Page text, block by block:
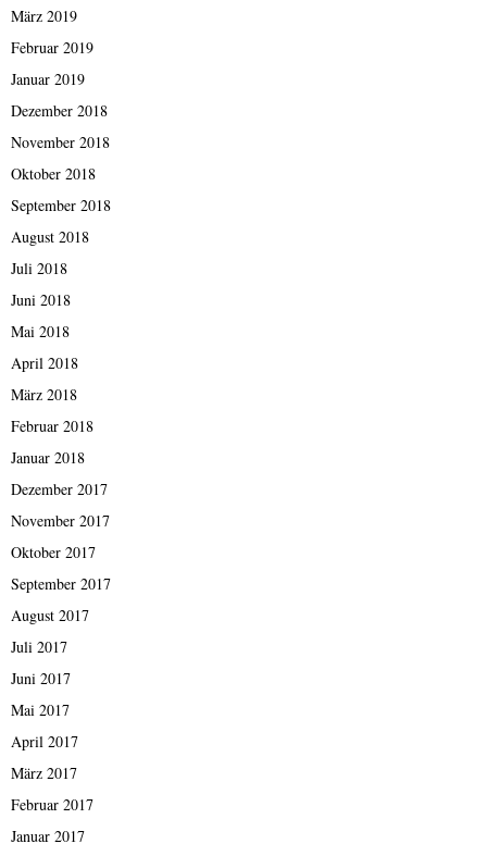
März 2019
Februar 2019
Januar 2019
Dezember 2018
November 2018
Oktober 2018
September 2018
August 2018
Juli 2018
Juni 2018
Mai 2018
April 2018
März 2018
Februar 2018
Januar 2018
Dezember 2017
November 2017
Oktober 2017
September 2017
August 2017
Juli 2017
Juni 2017
Mai 2017
April 2017
März 2017
Februar 2017
Januar 2017